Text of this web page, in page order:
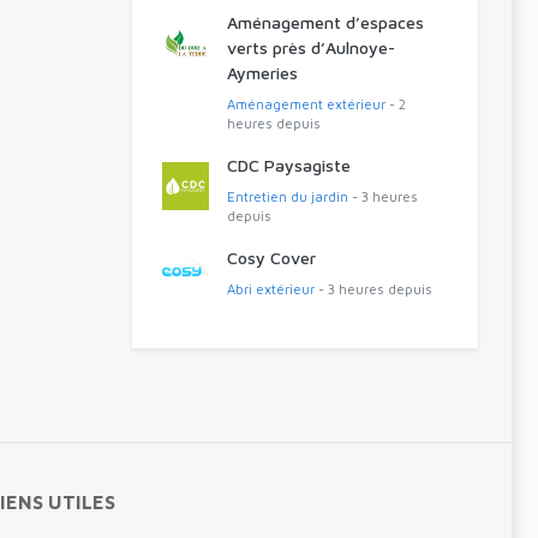
Aménagement d’espaces
verts près d’Aulnoye-
Aymeries
Aménagement extérieur - 2
heures depuis
CDC Paysagiste
Entretien du jardin - 3 heures
depuis
Cosy Cover
Abri extérieur - 3 heures depuis
UTILES